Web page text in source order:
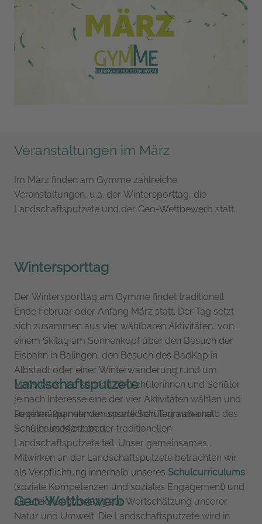
von den Klassen 6 zubereitet wird. Auch an die Eltern
wird gedacht, ihnen wird von den Schülerinnen und
Schülern aus dem Profilfach Spanisch Heiß- und
Kaltgetränke angeboten.
Veranstaltungen im März
Im März finden am Gymme zahlreiche
Veranstaltungen, u.a. der Wintersporttag, die
Landschaftsputzete und der Geo-Wettbewerb statt.
Wintersporttag
Der Wintersporttag am Gymme findet traditionell
Ende Februar oder Anfang März statt. Der Tag setzt
sich zusammen aus vier wählbaren Aktivitäten, von
einem Skitag am Sonnenkopf über den Besuch der
Eisbahn in Balingen, den Besuch des BadKap in
Albstadt oder einer Winterwanderung rund um
Meßstetten. So können die Schülerinnen und Schüler
je nach Interesse eine der vier Aktivitäten wählen und
so einen spannenden sportlichen Tag außerhalb des
Schulhauses erleben.
Landschaftsputzete
Regelmäßig nehmen unsere Schülerinnen und
Schüler im März an der traditionellen
Landschaftsputzete teil. Unser gemeinsames
Mitwirken an der Landschaftsputzete betrachten wir
als Verpflichtung innerhalb unseres Schulcurriculums
(soziale Kompetenzen und soziales Engagement) und
als Erziehungsbeitrag zur Wertschätzung unserer
Natur und Umwelt. Die Landschaftsputzete wird in
Geo-Wettbewerb